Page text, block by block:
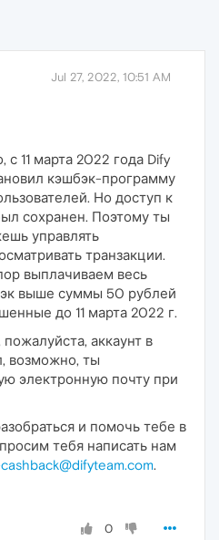
Jul 27, 2022, 10:51 AM
с 11 марта 2022 года Dify
кэшбэк-программу
Но доступ к
сохранен. Поэтому ты
управлять
транзакции.
выплачиваем весь
выше суммы 50 рублей
до 11 марта 2022 г.
аккаунт в
возможно, ты
электронную почту при
и помочь тебе в
тебя написать нам
.
0